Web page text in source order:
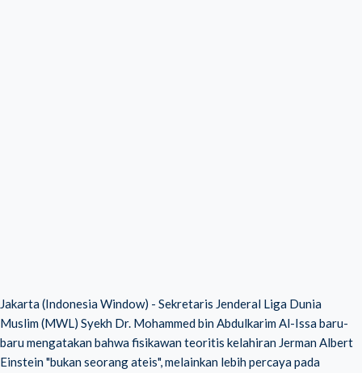
Jakarta (Indonesia Window) - Sekretaris Jenderal Liga Dunia
Muslim (MWL) Syekh Dr. Mohammed bin Abdulkarim Al-Issa baru-
baru mengatakan bahwa fisikawan teoritis kelahiran Jerman Albert
Einstein "bukan seorang ateis", melainkan lebih percaya pada